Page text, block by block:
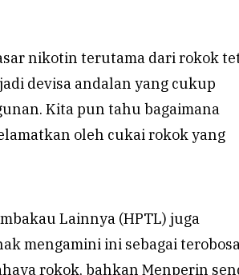
nikotin terutama dari rokok
devisa andalan yang cukup
Kita pun tahu bagaimana
oleh cukai rokok yang
Lainnya (HPTL) juga
mengamini ini sebagai
rokok, bahkan Menperin